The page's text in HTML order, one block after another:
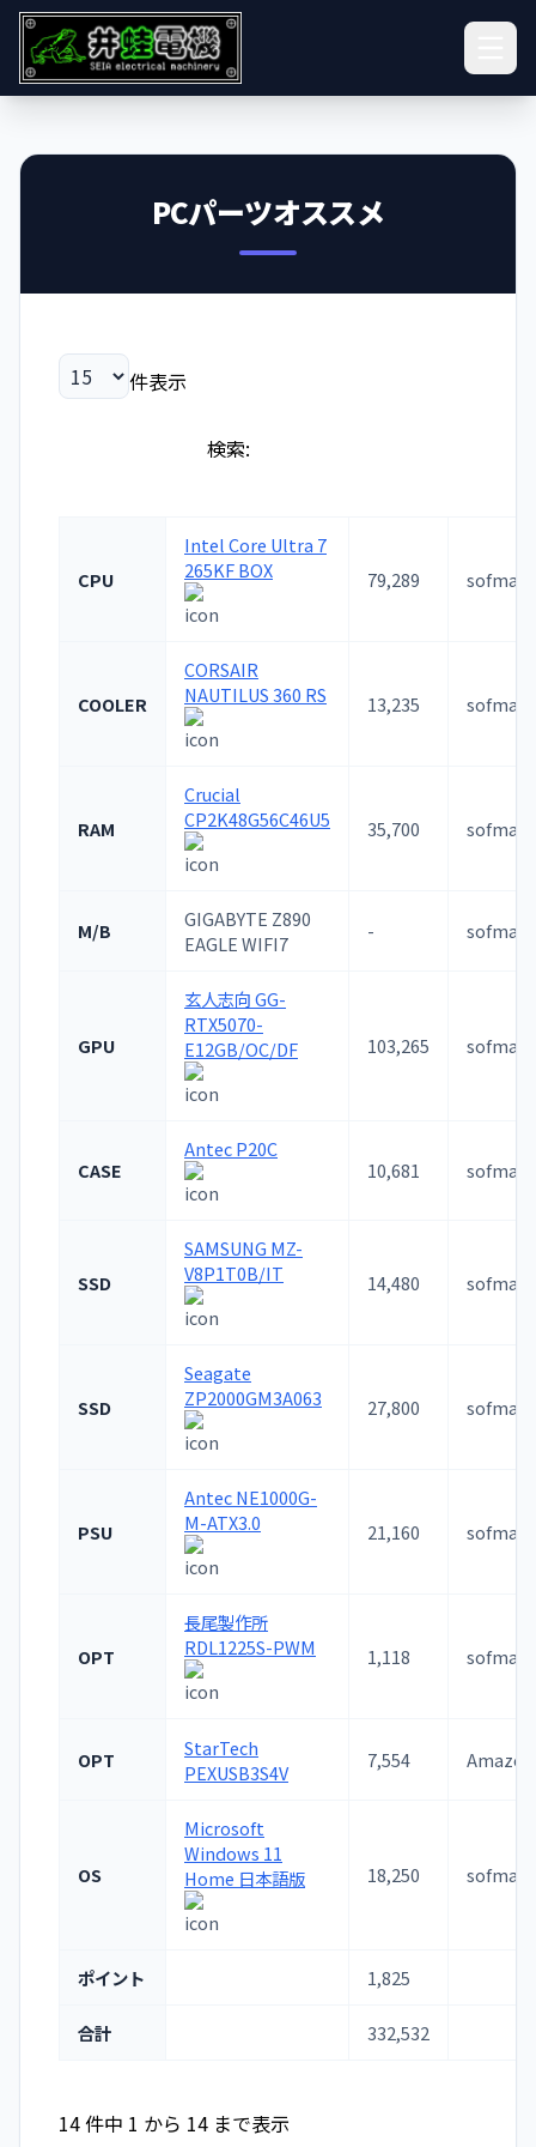
PCパーツオススメ
件表示
検索:
CPU
Intel Core Ultra 7
265KF BOX
79,289 sofmap
COOLER
CORSAIR
NAUTILUS 360 RS
13,235 sofmap
RAM
Crucial
CP2K48G56C46U5
35,700 sofmap
M/B
GIGABYTE Z890
EAGLE WIFI7
- sofmap
GPU
玄人志向 GG-
RTX5070-
E12GB/OC/DF
103,265 sofmap
CASE
Antec P20C
10,681
sofmap
SSD
SAMSUNG MZ-
V8P1T0B/IT
14,480 sofmap
SSD
Seagate
ZP2000GM3A063
27,800 sofmap
PSU
Antec NE1000G-
M-ATX3.0
21,160 sofmap
OPT
長尾製作所
RDL1225S-PWM
1,118 sofmap
OPT
StarTech
PEXUSB3S4V
7,554 Amazon
OS
Microsoft
Windows 11
Home 日本語版
18,250 sofmap
ポイント 1,825
合計 332,532
14 件中 1 から 14 まで表示